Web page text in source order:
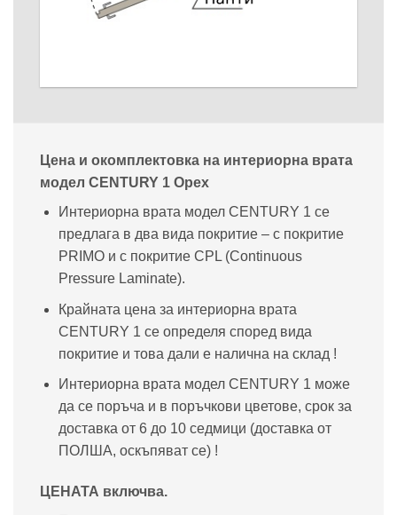
Цена и окомплектовка на интериорна врата
модел CENTURY 1 Орех
Интериорна врата модел CENTURY 1 се
предлага в два вида покритие – с покритие
PRIMO и с покритие CPL (Continuous
Pressurе Laminate).
Крайната цена за интериорна врата
CENTURY 1 се определя според вида
покритие и това дали е налична на склад !
Интериорна врата модел CENTURY 1 може
да се поръча и в поръчкови цветове, срок за
доставка от 6 до 10 седмици (доставка от
ПОЛША, оскъпяват се) !
ЦЕНАТА включва.